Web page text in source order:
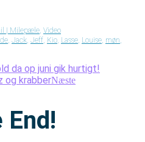
| Milepæle, Video
, Jack, Jeff, Kio, Lasse, Louise, møn,
da op juni gik hurtigt!
og krabberNæste
End!